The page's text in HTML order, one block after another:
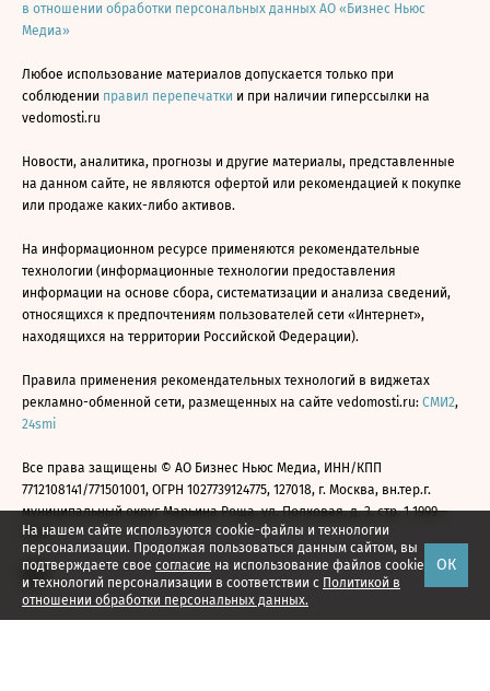
На нашем сайте используются cookie-файлы и технологии
персонализации. Продолжая пользоваться данным сайтом, вы
подтверждаете свое согласие на использование файлов cookie
и технологий персонализации в соответствии с Политикой в
отношении обработки персональных данных.
ОК
в отношении обработки персональных данных АО «Бизнес Ньюс
Медиа»
Любое использование материалов допускается только при
соблюдении правил перепечатки и при наличии гиперссылки на
vedomosti.ru
Новости, аналитика, прогнозы и другие материалы, представленные
на данном сайте, не являются офертой или рекомендацией к покупке
или продаже каких-либо активов.
На информационном ресурсе применяются рекомендательные
технологии (информационные технологии предоставления
информации на основе сбора, систематизации и анализа сведений,
относящихся к предпочтениям пользователей сети «Интернет»,
находящихся на территории Российской Федерации).
Правила применения рекомендательных технологий в виджетах
рекламно-обменной сети, размещенных на сайте vedomosti.ru: СМИ2,
24smi
Все права защищены © АО Бизнес Ньюс Медиа, ИНН/КПП
7712108141/771501001, ОГРН 1027739124775, 127018, г. Москва, вн.тер.г.
муниципальный округ Марьина Роща, ул. Полковая, д. 3, стр. 1 1999—
2026